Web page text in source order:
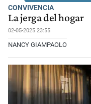
CONVIVENCIA
La jerga del hogar
02-05-2025 23:55
NANCY GIAMPAOLO